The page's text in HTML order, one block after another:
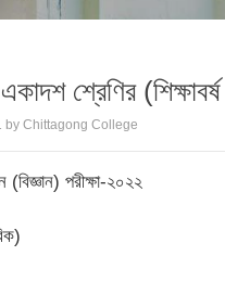
শ্রেণির
by Chittagong College
পরীক্ষা-২০২২